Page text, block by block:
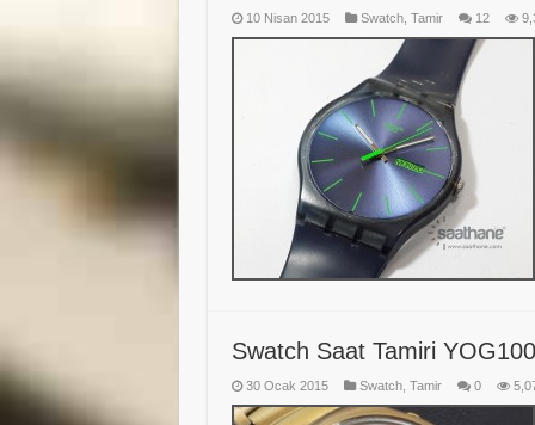
10 Nisan 2015 Swatch, Tamir 12
Swatch Saat Tamiri
30 Ocak 2015 Swatch, Tamir 0